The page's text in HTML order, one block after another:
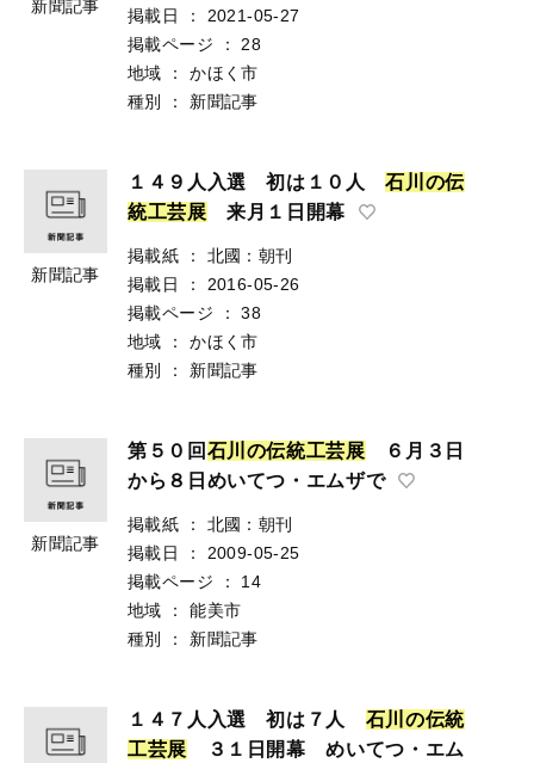
新聞記事
掲載日
：
2021-05-27
掲載ページ
：
28
地域
：
かほく市
種別
： 新聞記事
新聞記事
１４９人入選 初は１０人石 川 の伝
統工芸展 来月１日開幕
掲載紙 ：
北國：朝刊
掲載日
：
2016-05-26
掲載ページ
：
38
地域
：
かほく市
種別
： 新聞記事
新聞記事
第５０回 石川 の伝統工芸展 ６月３日
から８日めいてつ・エムザで
掲載紙 ：
北國：朝刊
掲載日
：
2009-05-25
掲載ページ
：
14
地域
：
能美市
種別
： 新聞記事
１４７人入選 初は７人 石川 の伝統
工芸展 ３１日開幕 めいてつ・エム